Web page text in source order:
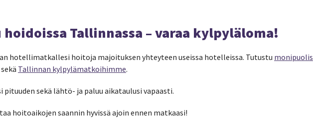
hoidoissa Tallinnassa –varaa kylpyläloma!
hotellimatkallesi hoitoja majoituksen yhteyteen useissa hotelleissa. Tutustu
sekä Tallinnan kylpylämatkoihimme.
sekä lähtö- ja paluu aikataulusi vapaasti.
hoitoaikojen saannin hyvissä ajoin ennen matkaasi!